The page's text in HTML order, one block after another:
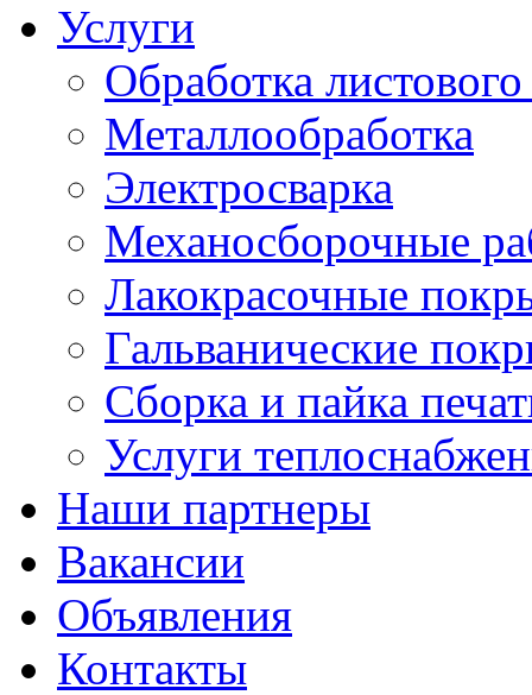
Услуги
Обработка
Металлообработка
Электросварка
Механосборочные
Лакокрасочные
Гальванические
Сборка и пайка
Услуги
Наши партнеры
Вакансии
Объявления
Контакты